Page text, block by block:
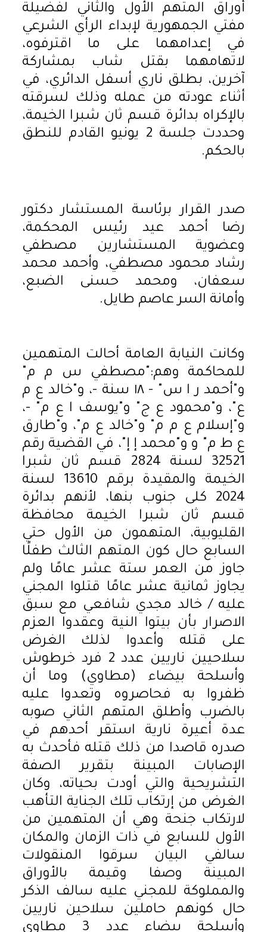
أوراق المتهم الأول والثاني لفضيلة
مفتي الجمهورية لإبداء الرأي الشرعي
في إعدامهما على ما اقترفوه،
لاتهامهما بقتل شاب بمشاركة
آخرين، بطلق ناري أسفل الدائري، في
أثناء عودته من عمله وذلك لسرقته
بالإكراه بدائرة قسم ثان شبرا الخيمة،
وحددت جلسة 2 يونيو القادم للنطق
بالحكم.
صدر القرار برئاسة المستشار دكتور
رضا أحمد عيد رئيس المحكمة،
وعضوية المستشارين مصطفي
رشاد محمود مصطفي، وأحمد محمد
سعفان، ومحمد حسنى الضبع،
وأمانة السر عاصم طايل.
وكانت النيابة العامة أحالت المتهمين
للمحاكمة وهم:"مصطفي س م م"
و"أحمد ر ا س" - ١٨ سنة -، و"خالد ع م
ع"، و"محمود ع ج" و"يوسف ا ع م" -،
و"إسلام ع م م" و"خالد ع م"، و"طارق
ع ط م" و و"محمد إ إ"، في القضية رقم
32521 لسنة 2824 قسم ثان شبرا
الخيمة والمقيدة برقم 13610 لسنة
2024 كلى جنوب بنها، لأنهم بدائرة
قسم ثان شبرا الخيمة محافظة
القليوبية، المتهمون من الأول حتي
السابع حال كون المتهم الثالث طفلًا
جاوز من العمر ستة عشر عامًا ولم
يجاوز ثمانية عشر عامًا قتلوا المجني
عليه / خالد مجدي شافعي مع سبق
الاصرار بأن بيتوا النية وعقدوا العزم
على قتله وأعدوا لذلك الغرض
سلاحيين ناريين عدد 2 فرد خرطوش
وأسلحة بيضاء (مطاوي) وما أن
ظفروا به فحاصروه وتعدوا عليه
بالضرب وأطلق المتهم الثاني صوبه
عدة أعيرة نارية استقر أحدهم في
صدره قاصدا من ذلك قتله فأحدث به
الإصابات المبينة بتقرير الصفة
التشريحية والتي أودت بحياته، وكان
الغرض من إرتكاب تلك الجناية التأهب
لارتكاب جنحة وهي أن المتهمين من
الأول للسابع في ذات الزمان والمكان
سالفي البيان سرقوا المنقولات
المبينة وصفا وقيمة بالأوراق
والمملوكة للمجني عليه سالف الذكر
حال كونهم حاملين سلاحين ناريين
وأسلحة بيضاء عدد 3 مطاوي